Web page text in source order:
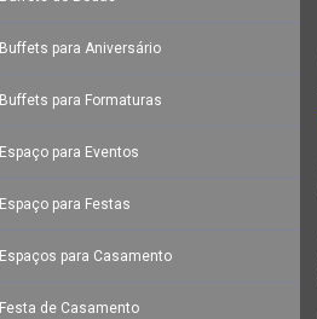
Buffets para Aniversário
Buffets para Formaturas
Espaço para Eventos
Espaço para Festas
Espaços para Casamento
Festa de Casamento